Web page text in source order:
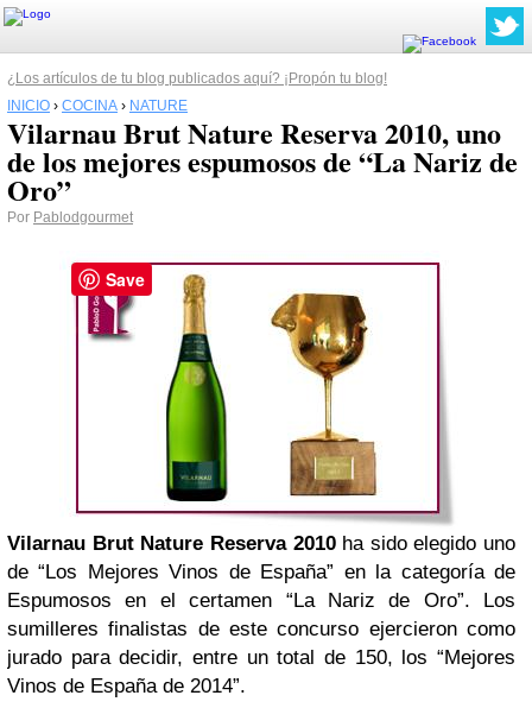
¿Los artículos de tu blog publicados aquí? ¡Propón tu blog!
INICIO › COCINA › NATURE
Vilarnau Brut Nature Reserva 2010, uno
de los mejores espumosos de “La Nariz de
Oro”
Por Pablodgourmet
Vilarnau Brut Nature Reserva 2010ha sido elegido uno
de “Los Mejores Vinos de España” en la categoría de
Espumosos en el certamen “La Nariz de Oro”. Los
sumilleres finalistas de este concurso ejercieron como
jurado para decidir, entre un total de 150, los “Mejores
Vinos de España de 2014”.
Save